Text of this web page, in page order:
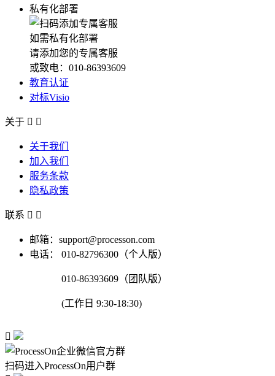
私有化部署
如需私有化部署
请添加您的专属客服
或致电：010-86393609
教育认证
对标Visio
关于  
关于我们
加入我们
服务条款
隐私政策
联系  
邮箱：support@processon.com
电话：
010-82796300（个人版）
010-86393609（团队版）
(工作日 9:30-18:30)

扫码进入ProcessOn用户群